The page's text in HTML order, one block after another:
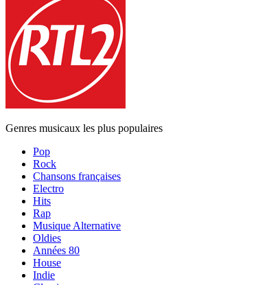
Genres musicaux les plus populaires
Pop
Rock
Chansons françaises
Electro
Hits
Rap
Musique Alternative
Oldies
Années 80
House
Indie